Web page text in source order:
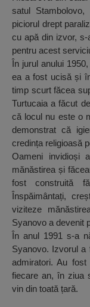
satul
piciorul drept
cu apă din izvor,
pentru acest
În jurul anului
ea a fost ucisă și
timp scurt făcea
Turtucaia a făcut
că locul nu este o
demonstrat că
credința religioasă
Oameni invidioși
mănăstirea și
fost construită
Înspăimântați,
viziteze
Syanovo a devenit
În anul 1991 s-a
Syanovo. Izvorul a
admiratori. Au
fiecare an, în ziua
vin din toată țară.